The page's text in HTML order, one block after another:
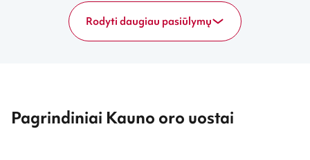
Rodyti daugiau pasiūlymų
Pagrindiniai Kauno oro uostai